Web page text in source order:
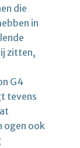
die
in
zitten,
G4
tevens
ogen ook